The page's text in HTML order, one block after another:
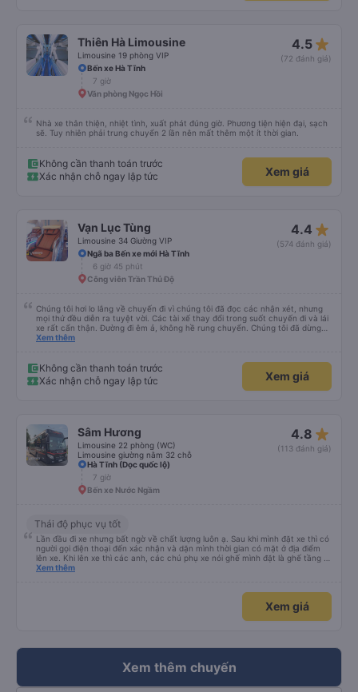
Thiên Hà Limousine
Limousine 19 phòng VIP
4.5 star_rate
(72 đánh giá)
Bến xe Hà Tĩnh
7 giờ
Văn phòng Ngọc Hồi
Nhà xe thân thiện, nhiệt tình, xuất phát đúng giờ. Phương tiện hiện đại, sạch
sẽ. Tuy nhiên phải trung chuyển 2 lần nên mất thêm một ít thời gian.
Không cần thanh toán trước
Xác nhận chỗ ngay lập tức
Xem giá
Vạn Lục Tùng
Limousine 34 Giường VIP
4.4 star_rate
(574 đánh giá)
Ngã ba Bến xe mới Hà Tĩnh
6 giờ 45 phút
Công viên Trần Thủ Độ
Chúng tôi hơi lo lắng về chuyến đi vì chúng tôi đã đọc các nhận xét, nhưng
mọi thứ đều diễn ra tuyệt vời. Các tài xế thay đổi trong suốt chuyến đi và lái
xe rất cẩn thận. Đường đi êm ả, không hề rung chuyển. Chúng tôi đã dừng
đủ số lần để đi vệ sinh và dừng lại để ăn tối. Nhìn chung, ghế ngồi có thể hơi
Xem thêm
Không cần thanh toán trước
Xác nhận chỗ ngay lập tức
Xem giá
Sâm Hương
Limousine 22 phòng (WC)
Limousine giường nằm 32 chỗ
4.8 star_rate
(113 đánh giá)
Hà Tĩnh (Dọc quốc lộ)
7 giờ
Bến xe Nước Ngầm
Thái độ phục vụ tốt
Lần đầu đi xe nhưng bất ngờ về chất lượng luôn ạ. Sau khi mình đặt xe thì có
người gọi điện thoại đến xác nhận và dặn mình thời gian có mặt ở địa điểm
lên xe. Khi lên xe thì các anh, các chú phụ xe nói ghế mình đặt là ghế tầng 2
(do mình đặt nhầm), nhưng mn vẫn cho mình nằm tầng 1. Đêm đang ngủ thì
chung thái độ và tính cách của nhân viên rất tốt, xe thì xịn, có rèm che cả 2
bên, có màn hình tivi, khăn ướt, nước khoáng, mình lên xe ngồi tẩy trang,
skin care rồi ngủ ngon lành. Đặc biệt là giường nằm cực kì dài, mình cao
vexere.com và nhà xe Sâm Hương. (Mình không phải seeding đâu nha :v)
Xem thêm
Xem giá
Xem thêm chuyến